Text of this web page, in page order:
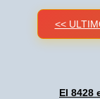
<<
El 8428